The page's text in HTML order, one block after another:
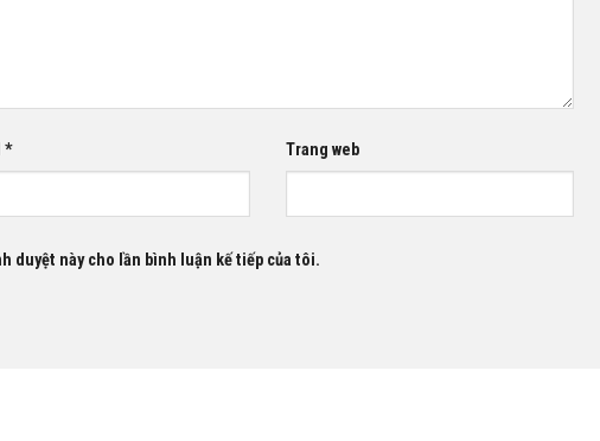
* Trang web
duyệt này cho lần bình luận kế tiếp của tôi.